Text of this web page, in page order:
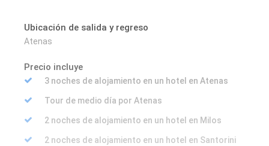
Ubicación de salida y regreso
Atenas
Precio incluye
3 noches de alojamiento en un hotel en Atenas
Tour de medio día por Atenas
2 noches de alojamiento en un hotel en Milos
2 noches de alojamiento en un hotel en Santorini